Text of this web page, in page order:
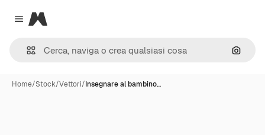
Close menu
Magnific
Cerca
Home/Stock/Vettori/Insegnare al bambino…